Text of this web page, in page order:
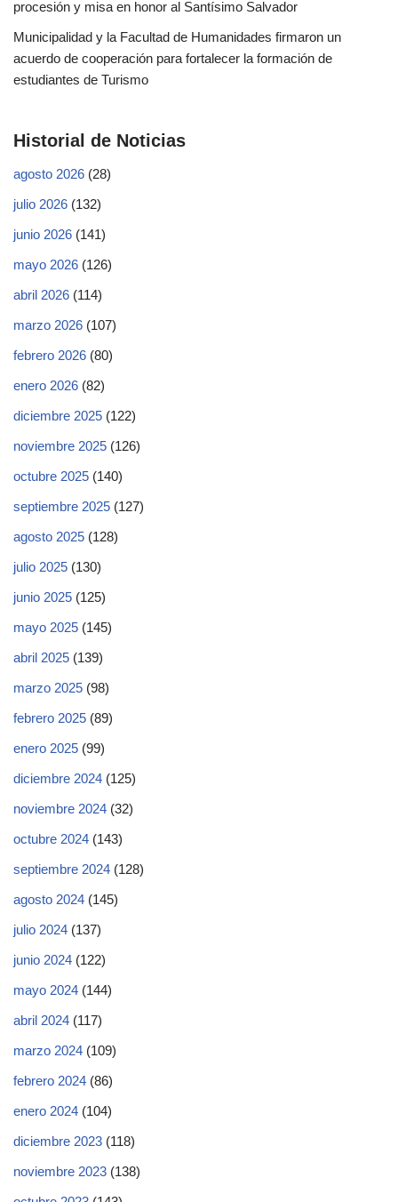
procesión y misa en honor al Santísimo Salvador
Municipalidad y la Facultad de Humanidades firmaron un
acuerdo de cooperación para fortalecer la formación de
estudiantes de Turismo
Historial de Noticias
agosto 2026 (28)
julio 2026 (132)
junio 2026 (141)
mayo 2026 (126)
abril 2026 (114)
marzo 2026 (107)
febrero 2026 (80)
enero 2026 (82)
diciembre 2025 (122)
noviembre 2025 (126)
octubre 2025 (140)
septiembre 2025 (127)
agosto 2025 (128)
julio 2025 (130)
junio 2025 (125)
mayo 2025 (145)
abril 2025 (139)
marzo 2025 (98)
febrero 2025 (89)
enero 2025 (99)
diciembre 2024 (125)
noviembre 2024 (32)
octubre 2024 (143)
septiembre 2024 (128)
agosto 2024 (145)
julio 2024 (137)
junio 2024 (122)
mayo 2024 (144)
abril 2024 (117)
marzo 2024 (109)
febrero 2024 (86)
enero 2024 (104)
diciembre 2023 (118)
noviembre 2023 (138)